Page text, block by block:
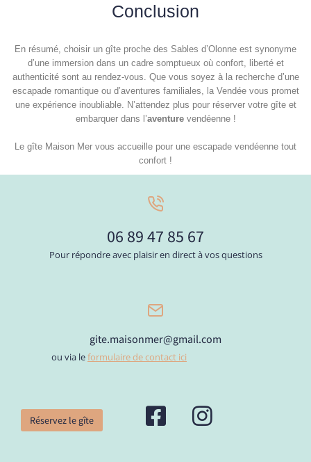
Conclusion
En résumé, choisir un gîte proche des Sables d’Olonne est synonyme
d’une immersion dans un cadre somptueux où confort, liberté et
authenticité sont au rendez-vous. Que vous soyez à la recherche d’une
escapade romantique ou d’aventures familiales, la Vendée vous promet
une expérience inoubliable. N’attendez plus pour réserver votre gîte et
embarquer dans l’aventurevendéenne !
Le gîte Maison Mer vous accueille pour une escapade vendéenne tout
confort !
06 89 47 85 67
Pour répondre avec plaisir en direct à vos questions
gite.maisonmer@gmail.com
ou via leformulaire de contact ici
Réservez le gîte